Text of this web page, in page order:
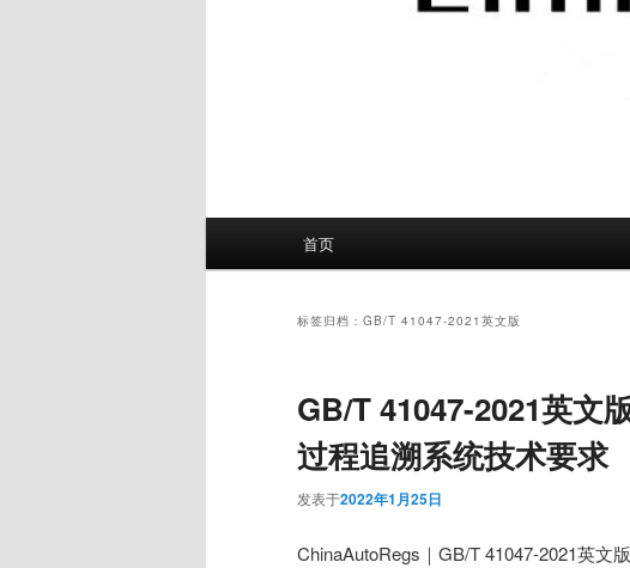
首页
标签归档： GB/T 41047-2021英文版
GB/T 41047-2021英文
过程追溯系统技术要求
发表于2022年1月25日
ChinaAutoRegs｜GB/T 41047-2021英文